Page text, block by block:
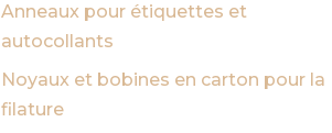
Anneaux pour étiquettes et
autocollants
Noyaux et bobines en carton pour la
filature